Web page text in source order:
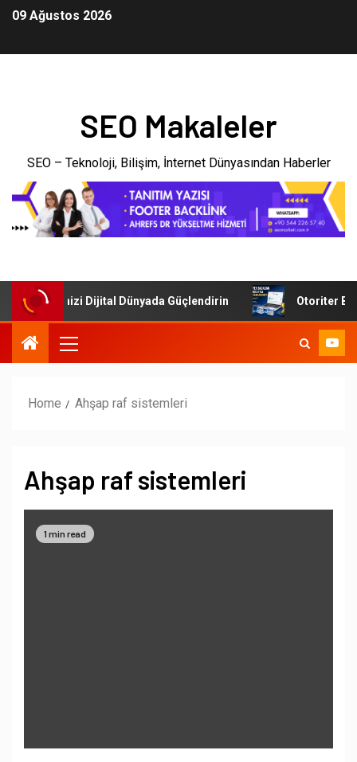
09 Ağustos 2026
SEO Makaleler
SEO – Teknoloji, Bilişim, İnternet Dünyasından Haberler
İşletmenizi Dijital Dünyada Güçlendirin Otoriter
Home Ahşap raf sistemleri
Ahşap raf sistemleri
1 min read